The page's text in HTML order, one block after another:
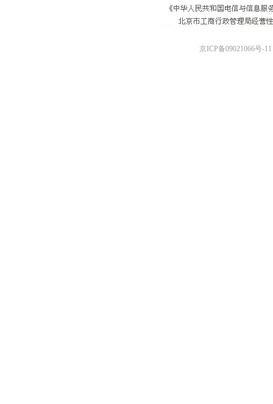
京ICP备09021066号-11